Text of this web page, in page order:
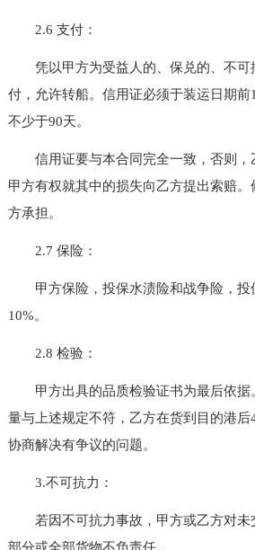
2.6 支付：
凭以甲方为受益人的、保兑的、不可
付，允许转船。信用证必须于装运日期前
不少于90天。
信用证要与本合同完全一致，否则，
甲方有权就其中的损失向乙方提出索赔
方承担。
2.7 保险：
甲方保险，投保水渍险和战争险，投
10%。
2.8 检验：
甲方出具的品质检验证书为最后依据
量与上述规定不符，乙方在货到目的港
协商解决有争议的问题。
3.不可抗力：
若因不可抗力事故，甲方或乙方对未